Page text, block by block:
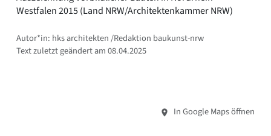
Westfalen 2015 (Land NRW/Architektenkammer NRW)
Autor*in: hks architekten /Redaktion baukunst-nrw
Text zuletzt geändert am 08.04.2025
In Google Maps öffnen